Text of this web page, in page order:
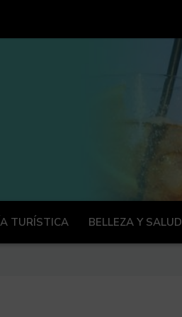
TURÍSTICA BELLEZA Y SALUD